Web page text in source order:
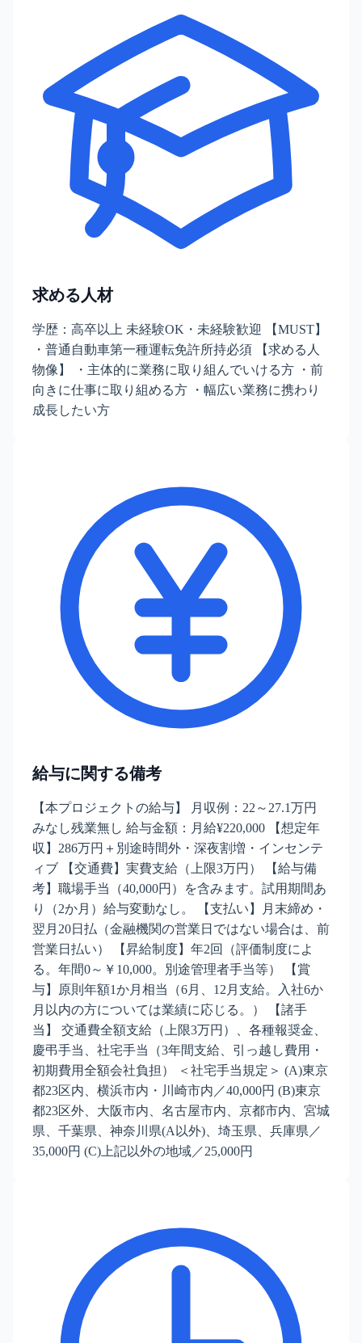
求める人材
学歴：高卒以上 未経験OK・未経験歓迎 【MUST】
・普通自動車第一種運転免許所持必須 【求める人
物像】 ・主体的に業務に取り組んでいける方 ・前
向きに仕事に取り組める方 ・幅広い業務に携わり
成長したい方
給与に関する備考
【本プロジェクトの給与】 月収例：22～27.1万円
みなし残業無し 給与金額：月給¥220,000 【想定年
収】286万円＋別途時間外・深夜割増・インセンテ
ィブ 【交通費】実費支給（上限3万円） 【給与備
考】職場手当（40,000円）を含みます。試用期間あ
り（2か月）給与変動なし。 【支払い】月末締め・
翌月20日払（金融機関の営業日ではない場合は、前
営業日払い） 【昇給制度】年2回（評価制度によ
る。年間0～￥10,000。別途管理者手当等） 【賞
与】原則年額1か月相当（6月、12月支給。入社6か
月以内の方については業績に応じる。） 【諸手
当】 交通費全額支給（上限3万円）、各種報奨金、
慶弔手当、社宅手当（3年間支給、引っ越し費用・
初期費用全額会社負担） ＜社宅手当規定＞ (A)東京
都23区内、横浜市内・川崎市内／40,000円 (B)東京
都23区外、大阪市内、名古屋市内、京都市内、宮城
県、千葉県、神奈川県(A以外)、埼玉県、兵庫県／
35,000円 (C)上記以外の地域／25,000円